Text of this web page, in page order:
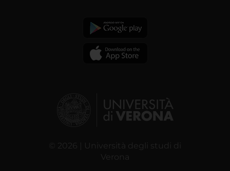
© 2026 | Università degli studi di
Verona